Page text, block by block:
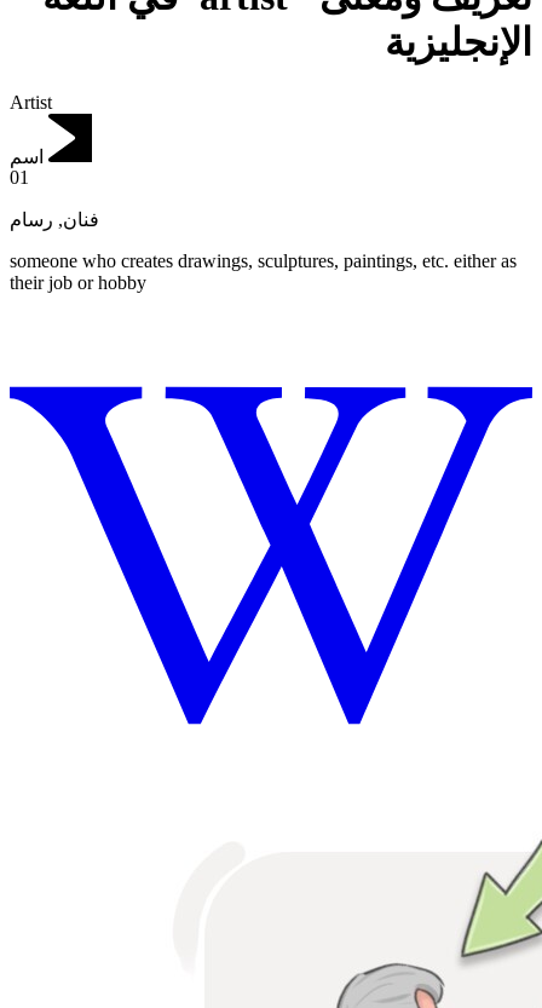
الإنجليزية
Artist
اسم
01
فنان, رسام
someone who creates drawings, sculptures, paintings, etc. either as
their job or hobby